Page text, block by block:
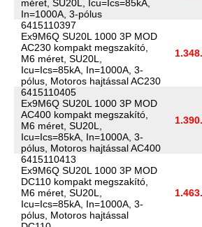
méret, SU20L, Icu=Ics=85kA,
In=1000A, 3-pólus
6415110397
Ex9M6Q SU20L 1000 3P MOD
AC230 kompakt megszakító,
M6 méret, SU20L,
Icu=Ics=85kA, In=1000A, 3-
pólus, Motoros hajtással AC230
6415110405
Ex9M6Q SU20L 1000 3P MOD
AC400 kompakt megszakító,
M6 méret, SU20L,
Icu=Ics=85kA, In=1000A, 3-
pólus, Motoros hajtással AC400
6415110413
Ex9M6Q SU20L 1000 3P MOD
DC110 kompakt megszakító,
M6 méret, SU20L,
Icu=Ics=85kA, In=1000A, 3-
pólus, Motoros hajtással